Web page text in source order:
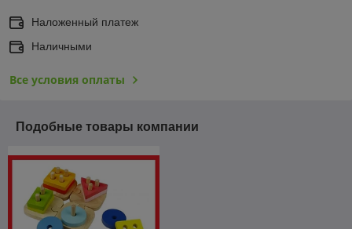
Наложенный платеж
Наличными
Все условия оплаты
Подобные товары компании